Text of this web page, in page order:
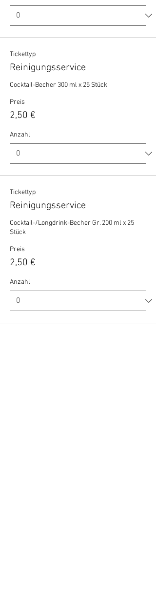
Tickettyp
Reinigungsservice
Cocktail-Becher 300 ml x 25 Stück
Preis
2,50 €
Anzahl
Tickettyp
Reinigungsservice
Cocktail-/Longdrink-Becher Gr. 200 ml x 25
Stück
Preis
2,50 €
Anzahl